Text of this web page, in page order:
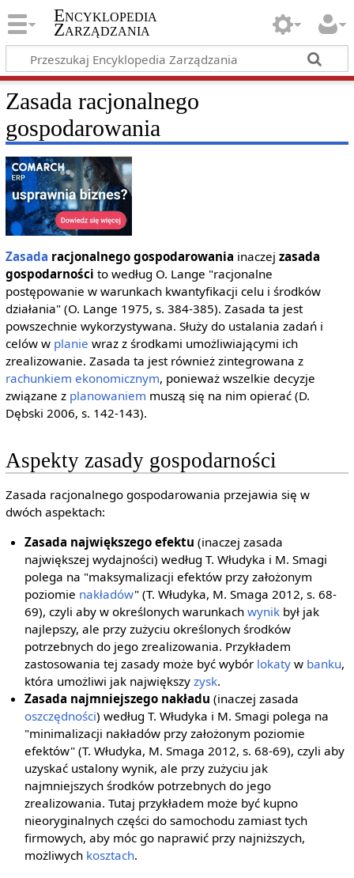
Encyklopedia
Zarządzania
Zasada racjonalnego
gospodarowania
Zasada racjonalnego gospodarowania inaczej zasada
gospodarności to według O. Lange "racjonalne
postępowanie w warunkach kwantyfikacji celu i środków
działania" (O. Lange 1975, s. 384-385). Zasada ta jest
powszechnie wykorzystywana. Służy do ustalania zadań i
celów w planie wraz z środkami umożliwiającymi ich
zrealizowanie. Zasada ta jest również zintegrowana z
rachunkiem ekonomicznym, ponieważ wszelkie decyzje
związane z planowaniem muszą się na nim opierać (D.
Dębski 2006, s. 142-143).
Aspekty zasady gospodarności
Zasada racjonalnego gospodarowania przejawia się w
dwóch aspektach:
Zasada największego efektu (inaczej zasada
największej wydajności) według T. Włudyka i M. Smagi
polega na "maksymalizacji efektów przy założonym
poziomie nakładów" (T. Włudyka, M. Smaga 2012, s. 68-
69), czyli aby w określonych warunkachwynik był jak
najlepszy, ale przy zużyciu określonych środków
potrzebnych do jego zrealizowania. Przykładem
zastosowania tej zasady może być wybór lokaty w banku,
która umożliwi jak największyzysk.
Zasada najmniejszego nakładu (inaczej zasada
oszczędności) według T. Włudyka i M. Smagi polega na
"minimalizacji nakładów przy założonym poziomie
efektów" (T. Włudyka, M. Smaga 2012, s. 68-69), czyli aby
uzyskać ustalony wynik, ale przy zużyciu jak
najmniejszych środków potrzebnych do jego
zrealizowania. Tutaj przykładem może być kupno
nieoryginalnych części do samochodu zamiast tych
firmowych, aby móc go naprawić przy najniższych,
możliwych kosztach.